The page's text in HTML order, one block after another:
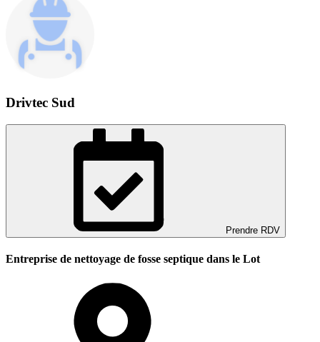
Drivtec Sud
Prendre RDV
Entreprise de nettoyage de fosse septique dans le Lot